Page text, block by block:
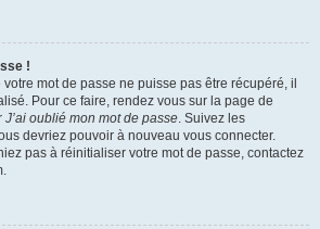
!
mot de passe ne puisse pas être récupéré, il
Pour ce faire, rendez vous sur la page de
J’ai oublié mon mot de passe. Suivez les
devriez pouvoir à nouveau vous connecter.
pas à réinitialiser votre mot de passe, contactez